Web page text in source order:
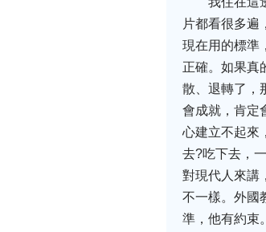
片都看很多遍
現在用的標準
正確。如果真
散、退轉了，
會成就，肯定
心建立不起來
去?吃下去，
對現代人來講
不一樣。外國
準，他有約束